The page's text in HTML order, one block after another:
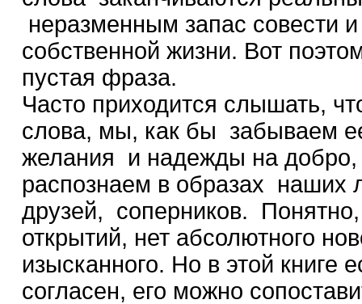
неразменным запас совести
собственной жизни. Вот
пустая фраза.
Часто приходится слышать,
слова, мы, как бы забываем
желания и надежды на
распознаем в образах наших
друзей, соперников.
открытий, нет абсолютного
изысканного. Но в этой
согласен, его можно